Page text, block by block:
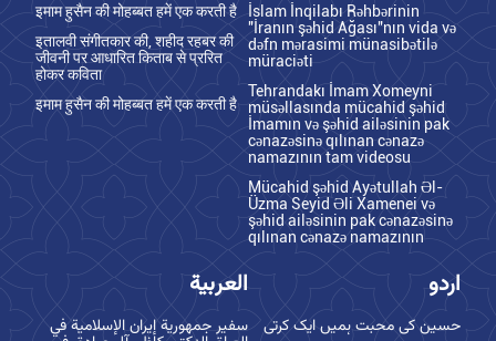
इमाम हुसैन की मोहब्बत हमें एक करती है
इतालवी संगीतकार की, शहीद रहबर की
जीवनी पर आधारित किताब से प्ररित
होकर कविता
इमाम हुसैन की मोहब्बत हमें एक करती है
İslam İnqilabı Rəhbərinin
"İranın şəhid Ağası"nın vida və
dəfn mərasimi münasibətilə
müraciəti
Tehrandakı İmam Xomeyni
müsəllasında mücahid şəhid
İmamın və şəhid ailəsinin pak
cənazəsinə qılınan cənazə
namazının tam videosu
Mücahid şəhid Ayətullah Əl-
Üzma Seyid Əli Xamenei və
şəhid ailəsinin pak cənazəsinə
qılınan cənazə namazının
العربية
سفير جمهورية إيران الإسلامية في
اردو
حسین کی محبت ہمیں ایک کرتی